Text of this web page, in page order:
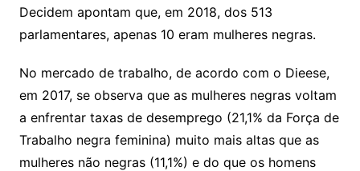
Decidem apontam que, em 2018, dos 513
parlamentares, apenas 10 eram mulheres negras.
No mercado de trabalho, de acordo com o Dieese,
em 2017, se observa que as mulheres negras voltam
a enfrentar taxas de desemprego (21,1% da Força de
Trabalho negra feminina) muito mais altas que as
mulheres não negras (11,1%) e do que os homens